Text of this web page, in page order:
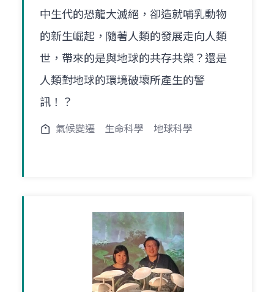
中生代的恐龍大滅絕，卻造就哺乳動物
的新生崛起，隨著人類的發展走向人類
世，帶來的是與地球的共存共榮？還是
人類對地球的環境破壞所產生的警
訊！？
氣候變遷 生命科學 地球科學